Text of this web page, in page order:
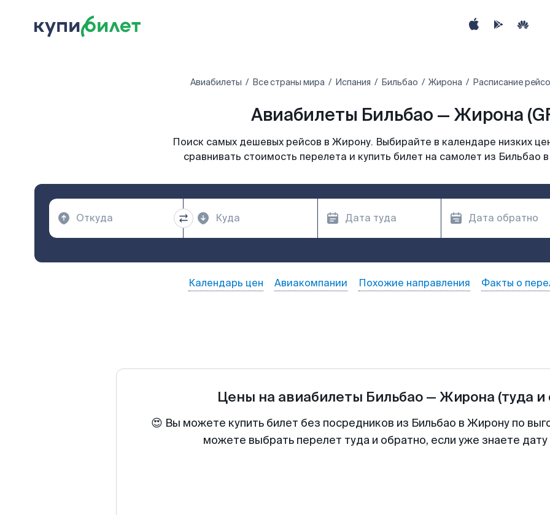
Авиабилеты Все страны мира Испания Бильбао Жирона Расписание
Авиабилеты Бильбао — Жирона
Поиск самых дешевых рейсов в Жирону. Выбирайте в календаре низких
сравнивать стоимость перелета и купить билет на самолет из Бильбао
Календарь цен Авиакомпании Похожие направления Факты о
Цены на авиабилеты Бильбао — Жирона (туда и
😍 Вы можете купить билет без посредников из Бильбао в Жирону по
можете выбрать перелет туда и обратно, если уже знаете